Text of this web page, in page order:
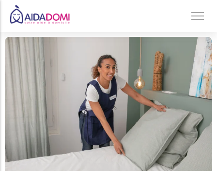
Ménage à domicile & Repassage
Garde d’enfants
Jardinage & Bricolage
Aide aux personnes âgées
Accompagnement du handicap
Téléassistance